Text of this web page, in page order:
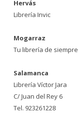
Hervás
Librería Invic
Mogarraz
Tu librería de siempre
Salamanca
Librería Víctor Jara
C/ Juan del Rey 6
Tel. 923261228